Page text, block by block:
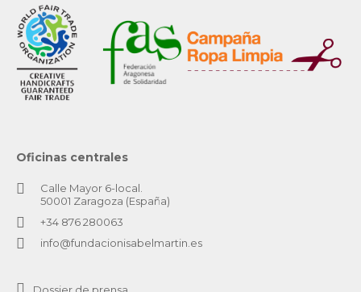
Oficinas centrales
Calle Mayor 6-local.
50001 Zaragoza (España)
+34 876 280063
info@fundacionisabelmartin.es